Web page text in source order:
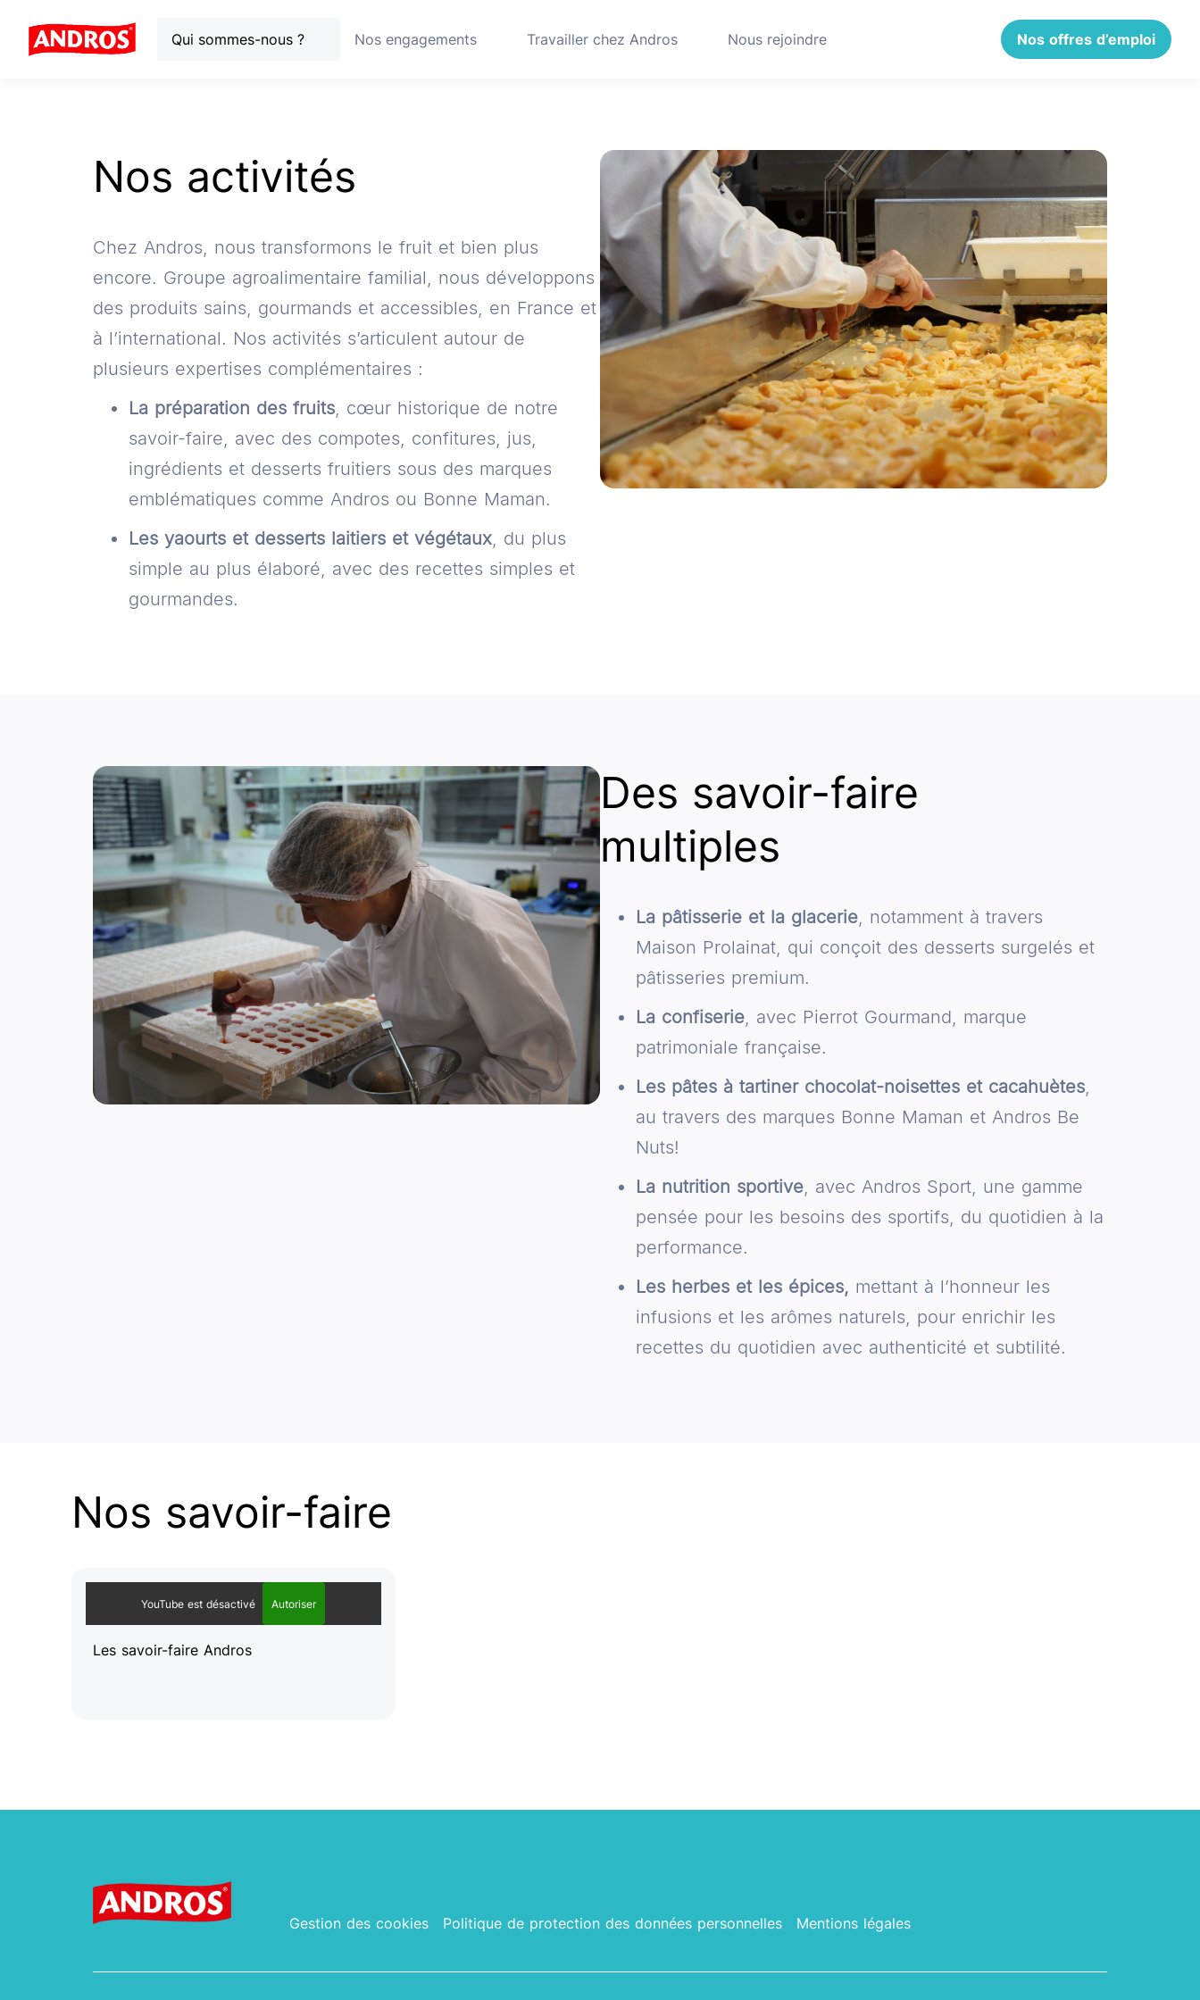
Qui sommes-nous ? Nos engagements Travailler chez Andros Nous rejoindre Nos offres d’emploi
Nos activités
Chez Andros, nous transformons le fruit et bien plus
encore. Groupe agroalimentaire familial, nous développons
des produits sains, gourmands et accessibles, en France et
à l’international. Nos activités s’articulent autour de
plusieurs expertises complémentaires :
La préparation des fruits, cœur historique de notre
savoir-faire, avec des compotes, confitures, jus,
ingrédients et desserts fruitiers sous des marques
emblématiques comme Andros ou Bonne Maman.
Les yaourts et desserts laitiers et végétaux, du plus
simple au plus élaboré, avec des recettes simples et
gourmandes.
Des savoir-faire
multiples
La pâtisserie et la glacerie, notamment à travers
Maison Prolainat, qui conçoit des desserts surgelés et
pâtisseries premium.
La confiserie, avec Pierrot Gourmand, marque
patrimoniale française.
Les pâtes à tartiner chocolat-noisettes et cacahuètes,
au travers des marques Bonne Maman et Andros Be
Nuts!
La nutrition sportive, avec Andros Sport, une gamme
pensée pour les besoins des sportifs, du quotidien à la
performance.
Les herbes et les épices, mettant à l’honneur les
infusions et les arômes naturels, pour enrichir les
recettes du quotidien avec authenticité et subtilité.
Nos savoir-faire
YouTube est désactivé Autoriser
Les savoir-faire Andros
Gestion des cookies Politique de protection des données personnelles Mentions légales